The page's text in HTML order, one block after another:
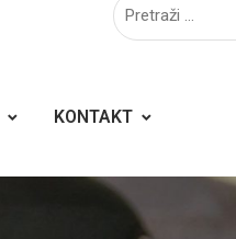
KONTAKT